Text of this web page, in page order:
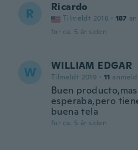
R Ricardo
Tilmeldt 2016 · 187
for ca. 5 år siden
W WILLIAM EDGAR
Tilmeldt 2019 · 11
Buen
esperaba,pero
buena tela
for ca. 5 år siden